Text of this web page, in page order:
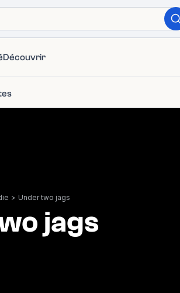
Découvrir
> Under two jags
jags